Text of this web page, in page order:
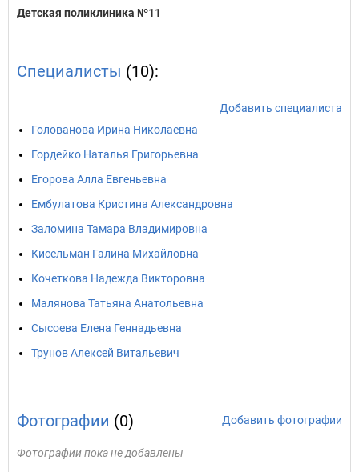
Детская поликлиника №11
Специалисты (10):
Добавить специалиста
Голованова Ирина Николаевна
Гордейко Наталья Григорьевна
Егорова Алла Евгеньевна
Ембулатова Кристина Александровна
Заломина Тамара Владимировна
Кисельман Галина Михайловна
Кочеткова Надежда Викторовна
Малянова Татьяна Анатольевна
Сысоева Елена Геннадьевна
Трунов Алексей Витальевич
Фотографии (0) Добавить фотографии
Фотографии пока не добавлены